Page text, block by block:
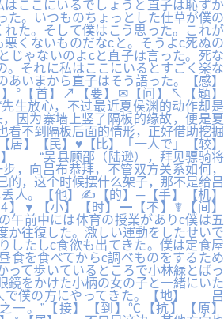
はここにいるでしょうと直子は恥ずか
た。いつものちょっとした仕草が僕の
れた。そして僕はこう思った。これが
くないものだなcと。そうよc死ぬの
じゃないのよcと直子は言った。死な
。それに私はここにいるとすごく楽な
あいまから直子はそう語った。【感】
°【首】↗【要】✉【问】↖【题】
放心，不过最近夏侯渊的动作却是
因为寨墙上竖了隔板的缘故，便是夏
看不到隔板后面的情形，正好借助挖掘
居】【民】♥【比】「一人で」【较】
“吴县顾邵（陆逊），拜见骠骑将
，向吕布恭拜，不管双方关系如何，
的，这个时候摆什么架子，那不是给吕
人。【他】✍【的】─【手】【机】
】▼【小】【时】━【不】☤【间】
午前中には体育の授業がありc僕は五
か往復した。激しい運動をしたせいで
したしc食欲も出てきた。僕は定食屋
食を食べてからc調べものをするため
って歩いているところで小林緑とばっ
鏡をかけた小柄の女の子と一緒にいた
で僕の方にやってきた。【地】 吕
一。”【接】【到】℃【抗】【原】